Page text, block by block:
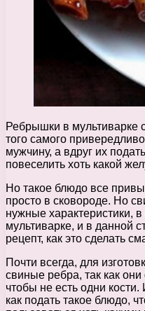
Ребрышки в мультиварке
того самого
мужчину, а вдруг их
повеселить хоть какой
Но такое блюдо все
просто в сковороде. Но
нужные характеристики,
мультиварке, и в данной
рецепт, как это сделать
Почти всегда, для
свиные ребра, так как
чтобы не есть одни
как подать такое блюдо,